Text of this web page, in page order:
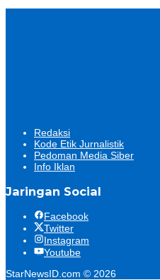
Redaksi
Kode Etik Jurnalistik
Pedoman Media Siber
Info Iklan
Jaringan Social
Facebook
Twitter
Instagram
Youtube
StarNewsID.com © 2026